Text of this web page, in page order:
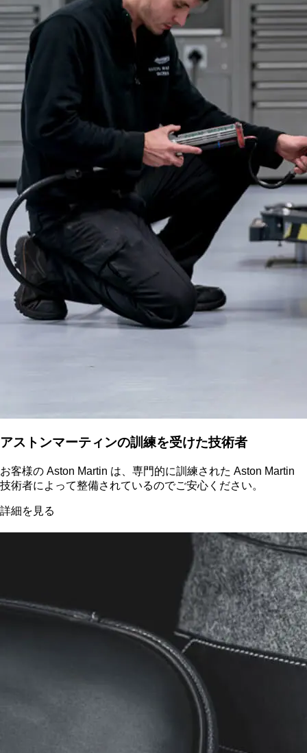
アストンマーティンの訓練を受けた技術者
お客様の Aston Martin は、専門的に訓練された Aston Martin
技術者によって整備されているのでご安心ください。
詳細を見る